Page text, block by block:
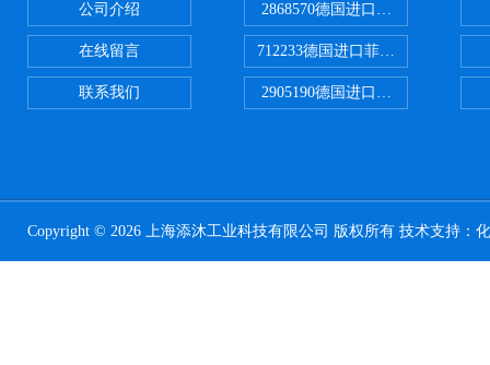
公司介绍
在线留言
联系我们
2868570德国进口菲尼克斯电源
712233德国进口菲尼克斯断路器
2905190德国进口菲尼克斯继电器
Copyright © 2026 上海添沐工业科技有限公司 版权所有 技术支持：